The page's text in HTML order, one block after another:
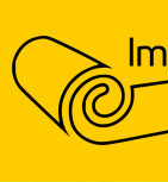
Zur
Navigation
springen
Zum
Inhalt
springen